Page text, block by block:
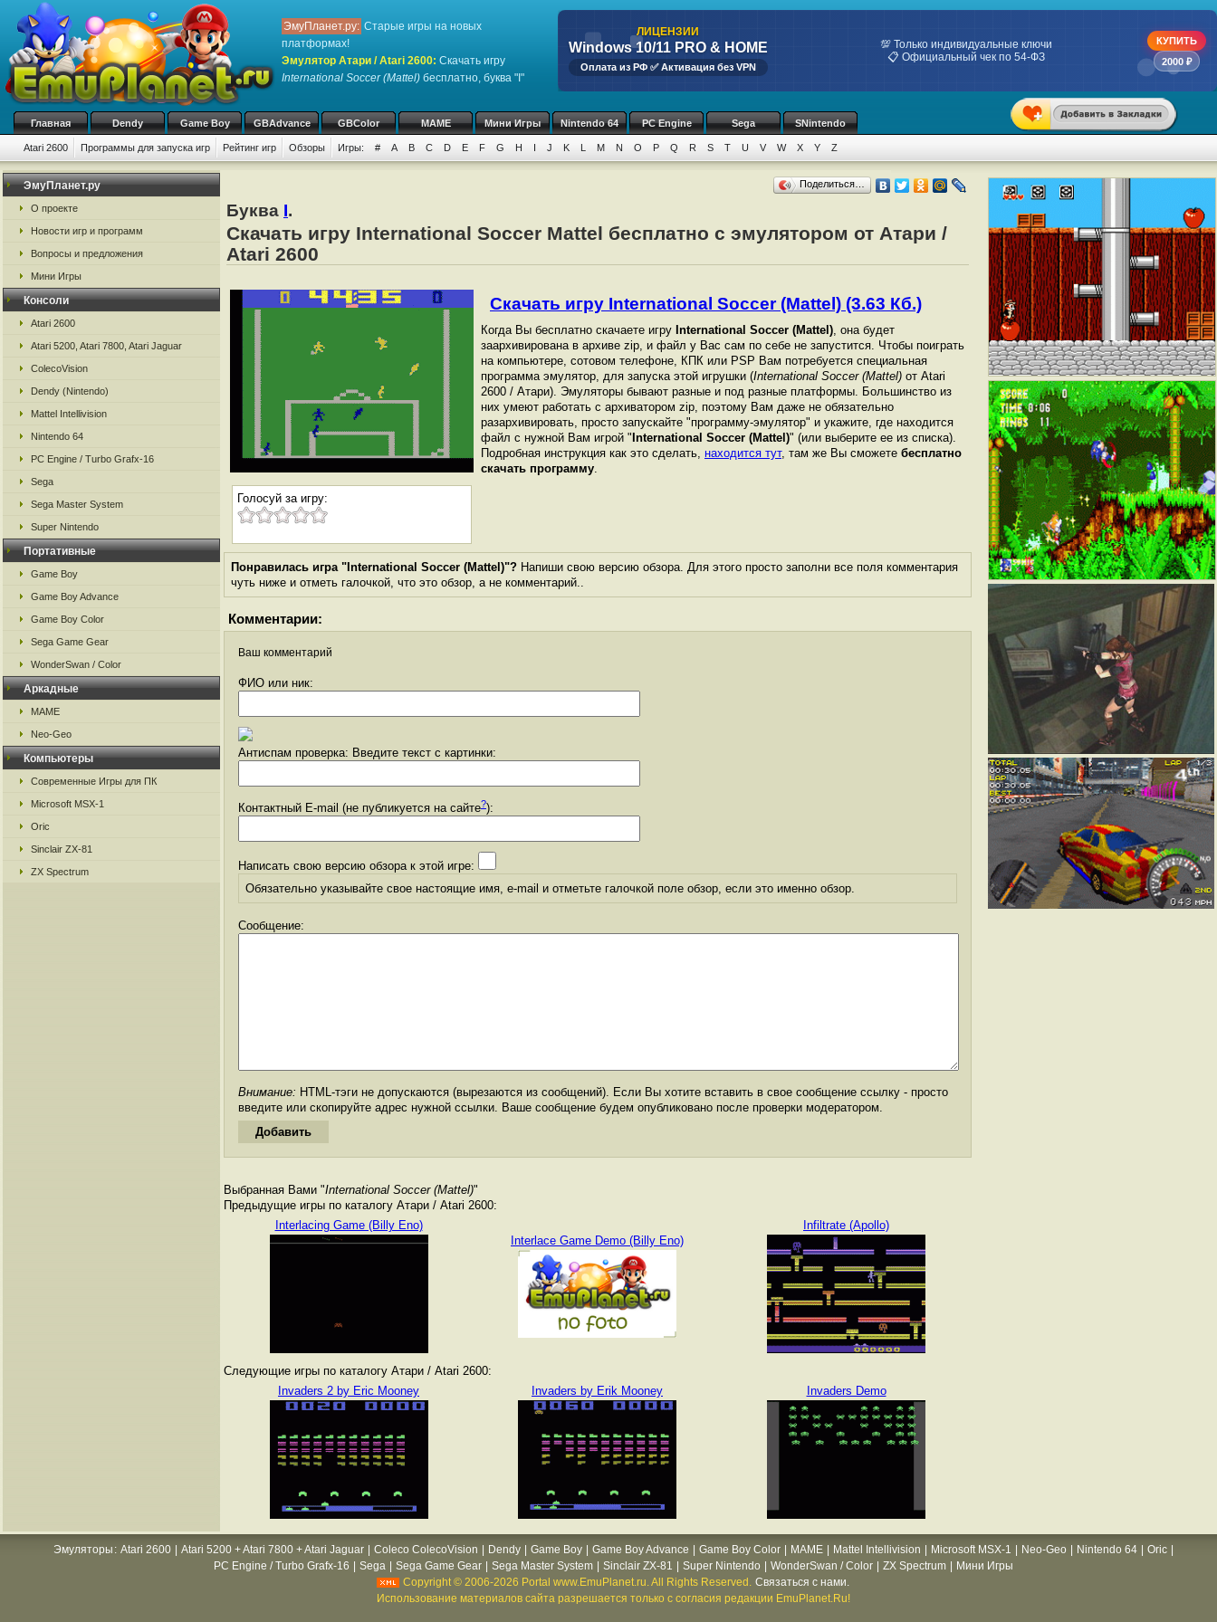
ЭмуПланет.ру: Старые игры на новых
платформах!
Эмулятор Атари / Atari 2600: Скачать игру
International Soccer (Mattel) бесплатно, буква "I"
ЛИЦЕНЗИИ
Windows 10/11 PRO & HOME
Оплата из РФ ✅ Активация без VPN
💯 Только индивидуальные ключи
📋 Официальный чек по 54-ФЗ
КУПИТЬ
2000 ₽
Главная Dendy Game Boy GBAdvance GBColor MAME Мини Игры Nintendo 64 PC Engine Sega SNintendo
Atari 2600 Программы для запуска игр Рейтинг игр Обзоры Игры: # A B C D E F G H I J K L M N O P Q R S T U V W X Y Z
ЭмуПланет.ру
О проекте
Новости игр и программ
Вопросы и предложения
Мини Игры
Консоли
Atari 2600
Atari 5200, Atari 7800, Atari Jaguar
ColecoVision
Dendy (Nintendo)
Mattel Intellivision
Nintendo 64
PC Engine / Turbo Grafx-16
Sega
Sega Master System
Super Nintendo
Портативные
Game Boy
Game Boy Advance
Game Boy Color
Sega Game Gear
WonderSwan / Color
Аркадные
MAME
Neo-Geo
Компьютеры
Современные Игры для ПК
Microsoft MSX-1
Oric
Sinclair ZX-81
ZX Spectrum
Поделиться…
Буква I.
Скачать игру International Soccer Mattel бесплатно с эмулятором от Атари /
Atari 2600
Голосуй за игру:
Скачать игру International Soccer (Mattel) (3.63 Кб.)
Когда Вы бесплатно скачаете игру International Soccer (Mattel), она будет
заархивирована в архиве zip, и файл у Вас сам по себе не запустится. Чтобы поиграть
на компьютере, сотовом телефоне, КПК или PSP Вам потребуется специальная
программа эмулятор, для запуска этой игрушки (International Soccer (Mattel) от Atari
2600 / Атари). Эмуляторы бывают разные и под разные платформы. Большинство из
них умеют работать с архиватором zip, поэтому Вам даже не обязательно
разархивировать, просто запускайте "программу-эмулятор" и укажите, где находится
файл с нужной Вам игрой " International Soccer (Mattel)" (или выберите ее из списка).
Подробная инструкция как это сделать, находится тут, там же Вы сможете бесплатно
скачать программу.
Понравилась игра "International Soccer (Mattel)"? Напиши свою версию обзора. Для этого просто заполни все поля комментария
чуть ниже и отметь галочкой, что это обзор, а не комментарий..
Комментарии:
Ваш комментарий
ФИО или ник:
Антиспам проверка: Введите текст с картинки:
Контактный E-mail (не публикуется на сайте?):
Написать свою версию обзора к этой игре:
Обязательно указывайте свое настоящие имя, e-mail и отметьте галочкой поле обзор, если это именно обзор.
Сообщение:
Внимание: HTML-тэги не допускаются (вырезаются из сообщений). Если Вы хотите вставить в свое сообщение ссылку - просто
введите или скопируйте адрес нужной ссылки. Ваше сообщение будем опубликовано после проверки модератором.
Выбранная Вами "International Soccer (Mattel)"
Предыдущие игры по каталогу Атари / Atari 2600:
Interlacing Game (Billy Eno)
Interlace Game Demo (Billy Eno)
Infiltrate (Apollo)
Следующие игры по каталогу Атари / Atari 2600:
Invaders 2 by Eric Mooney
Invaders by Erik Mooney Invaders Demo
Эмуляторы : Atari 2600 Atari 5200 + Atari 7800 + Atari Jaguar Coleco ColecoVision Dendy Game Boy Game Boy Advance Game Boy Color MAME Mattel Intellivision Microsoft MSX-1 Neo-Geo Nintendo 64 Oric
PC Engine / Turbo Grafx-16
Sega Sega Game Gear Sega Master System Sinclair ZX-81 Super Nintendo WonderSwan / Color ZX Spectrum
Мини Игры
Copyright © 2006-2026 Portal www.EmuPlanet.ru. All Rights Reserved. Связаться с нами.
Использование материалов сайта разрешается только с согласия редакции EmuPlanet.Ru!